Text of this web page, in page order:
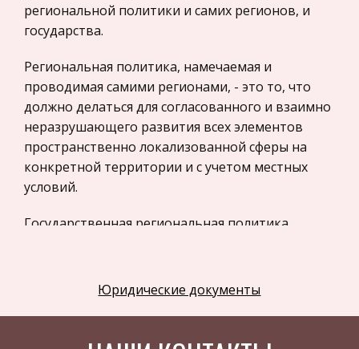
Астрономия
Программное обеспечение
Разное
Уголовное и уголовно-исполнительное
право
Налоговое право
Техника
Компьютеры, Программирование
История экономических учений
Физкультура и Спорт
региональной политики и самих регионов, и
государства.
Региональная политика, намечаемая и
проводимая самими регионами, - это то, что
должно делаться для согласованного и взаимно
неразрушающего развития всех элементов
пространственно локализованной сферы на
конкретной территории и с учетом местных
условий.
Государственная региональная политика
Объект региональной политики - взаимосвязи и
отношения между регионами.
Юридические документы